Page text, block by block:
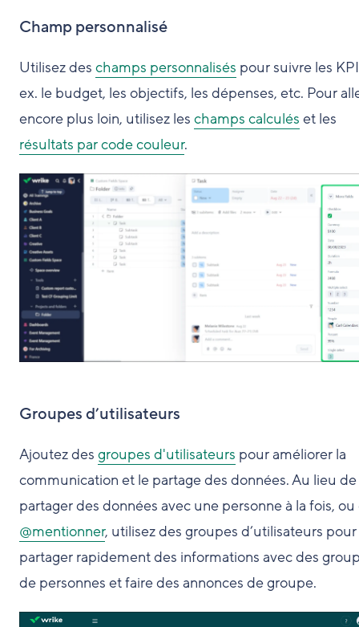
Champ personnalisé
Utilisez des champs personnalisés pour suivre les
ex. le budget, les objectifs, les dépenses, etc. Pour
encore plus loin, utilisez les champs calculés et les
résultats par code couleur.
Groupes d’utilisateurs
Ajoutez des groupes d'utilisateurs pour améliorer la
communication et le partage des données. Au lieu de
partager des données avec une personne à la fois, ou
@mentionner, utilisez des groupes d’utilisateurs pour
partager rapidement des informations avec des
de personnes et faire des annonces de groupe.